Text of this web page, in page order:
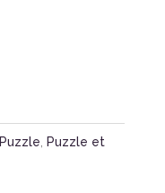
Puzzle, Puzzle et